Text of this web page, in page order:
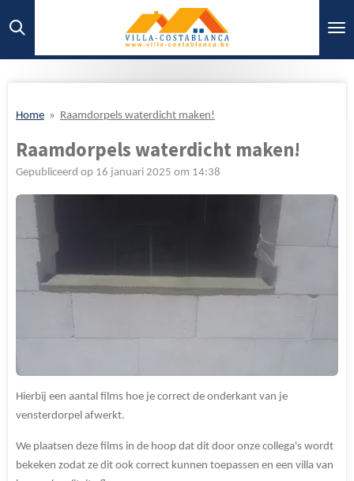
direct
Home » Raamdorpels waterdicht maken!
Raamdorpels waterdicht maken!
Gepubliceerd op 16 januari 2025 om 14:38
Hierbij een aantal films hoe je correct de onderkant van je
vensterdorpel afwerkt.
We plaatsen deze films in de hoop dat dit door onze collega's wordt
bekeken zodat ze dit ook correct kunnen toepassen en een villa van